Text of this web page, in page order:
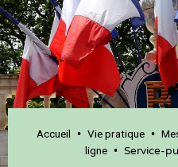
Accueil • Vie pratique •
ligne• Service-